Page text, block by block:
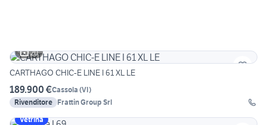
20
CARTHAGO CHIC-E LINE I 61 XL LE
189.900 €Cassola (VI)
Rivenditore Frattin Group Srl
Vetrina